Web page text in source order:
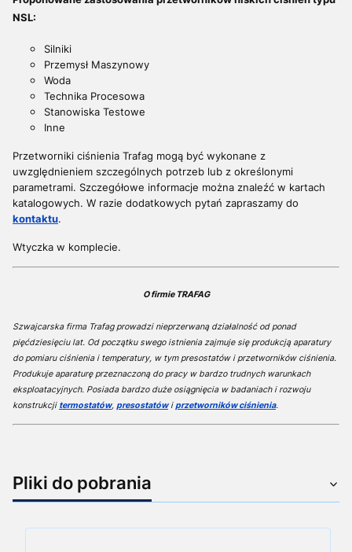
NSL:
Silniki
Przemysł Maszynowy
Woda
Technika Procesowa
Stanowiska Testowe
Inne
Przetworniki ciśnienia Trafag mogą być wykonane z
uwzględnieniem szczególnych potrzeb lub z określonymi
parametrami. Szczegółowe informacje można znaleźć w kartach
katalogowych. W razie dodatkowych pytań zapraszamy do
kontaktu.
Wtyczka w komplecie.
O firmie TRAFAG
Szwajcarska firma Trafag prowadzi nieprzerwaną działalność od ponad
pięćdziesięciu lat. Od początku swego istnienia zajmuje się produkcją aparatury
do pomiaru ciśnienia i temperatury, w tym presostatów i przetworników ciśnienia.
Produkuje aparaturę przeznaczoną do pracy w bardzo trudnych warunkach
eksploatacyjnych. Posiada bardzo duże osiągnięcia w badaniach i rozwoju
konstrukcji termostatów, presostatówiprzetworników ciśnienia.
Pliki do pobrania